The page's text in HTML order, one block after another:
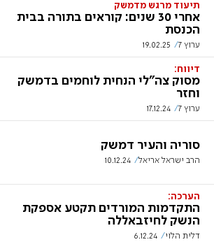
תיעוד מרגש מדמשק
אחרי 30 שנים: קוראים בתורה בבית
הכנסת
ערוץ 7 19.02.25
דיווח:
מסוק צה"לי הנחית לוחמים בדמשק
וחזר
ערוץ 7 17.12.24
סוריה והעיר דמשק
הרב ישראל אריאל 10.12.24
הערכה:
התקדמות המורדים תקטע אספקת
הנשק לחיזבאללה
דלית הלוי 6.12.24